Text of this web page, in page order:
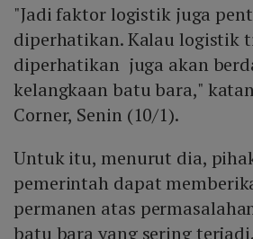
"Jadi faktor logistik juga
diperhatikan. Kalau logistik
diperhatikan juga akan
kelangkaan batu bara,"
Corner, Senin (10/1).
Untuk itu, menurut dia,
pemerintah dapat
permanen atas
batu bara yang sering